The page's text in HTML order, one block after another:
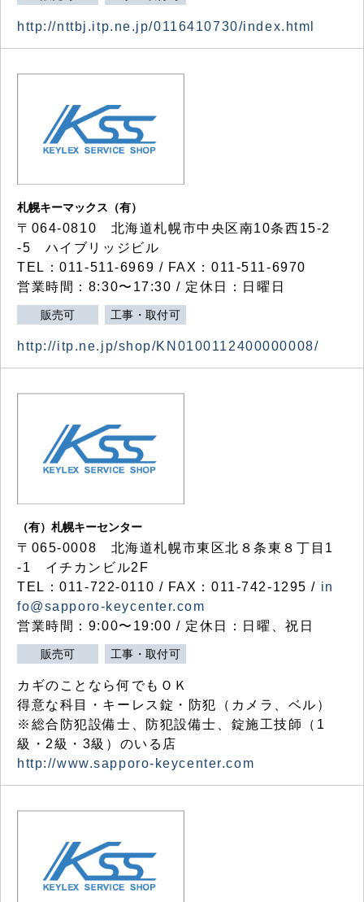
http://nttbj.itp.ne.jp/0116410730/index.html
札幌キーマックス（有）
〒064-0810 北海道札幌市中央区南10条西15-2
-5 ハイブリッジビル
TEL：011-511-6969 / FAX：011-511-6970
営業時間：8:30〜17:30 / 定休日：日曜日
販売可 工事・取付可
http://itp.ne.jp/shop/KN0100112400000008/
（有）札幌キーセンター
〒065-0008 北海道札幌市東区北８条東８丁目1
-1 イチカンビル2F
TEL：011-722-0110 / FAX：011-742-1295 / in
fo@sapporo-keycenter.com
営業時間：9:00〜19:00 / 定休日：日曜、祝日
販売可 工事・取付可
カギのことなら何でもＯＫ
得意な科目・キーレス錠・防犯（カメラ、ベル）
※総合防犯設備士、防犯設備士、錠施工技師（1
級・2級・3級）のいる店
http://www.sapporo-keycenter.com